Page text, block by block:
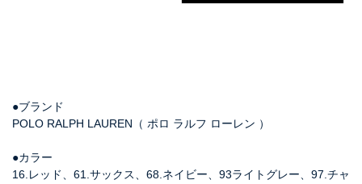
●ブランド
POLO RALPH LAUREN（ ポロ ラルフ ローレン ）
●カラー
16.レッド、61.サックス、68.ネイビー、93ライトグレー、97.チャ